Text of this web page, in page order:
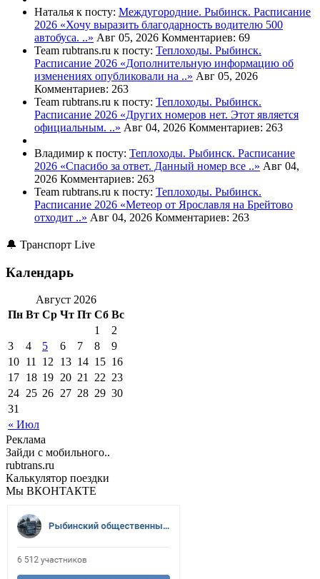
Наталья к посту: Междугородние. Рыбинск. Расписание
2026 «Хочу выразить благодарность водителю 500
автобуса. ..» Авг 05, 2026 Комментариев: 69
Team rubtrans.ru к посту: Теплоходы. Рыбинск.
Расписание 2026 «Дополнительную информацию об
изменениях опубликовали на ..» Авг 05, 2026
Комментариев: 263
Team rubtrans.ru к посту: Теплоходы. Рыбинск.
Расписание 2026 «Других номеров нет. Этот является
официальным. ..» Авг 04, 2026 Комментариев: 263
Владимир к посту: Теплоходы. Рыбинск. Расписание
2026 «Спасибо за ответ. Данный номер все ..» Авг 04,
2026 Комментариев: 263
Team rubtrans.ru к посту: Теплоходы. Рыбинск.
Расписание 2026 «Метеор от Ярославля на Брейтово
отходит ..» Авг 04, 2026 Комментариев: 263
🔔 Транспорт Live
Календарь
Август 2026
Пн Вт Ср Чт Пт Сб Вс
« Июл
1
2
3
4 5 6 7 8
9
10 11 12 13 14 15 16
17 18 19 20 21 22 23
24 25 26 27 28 29 30
31
Реклама
Зайди с мобильного..
rubtrans.ru
Калькулятор поездки
Мы ВКОНТАКТЕ